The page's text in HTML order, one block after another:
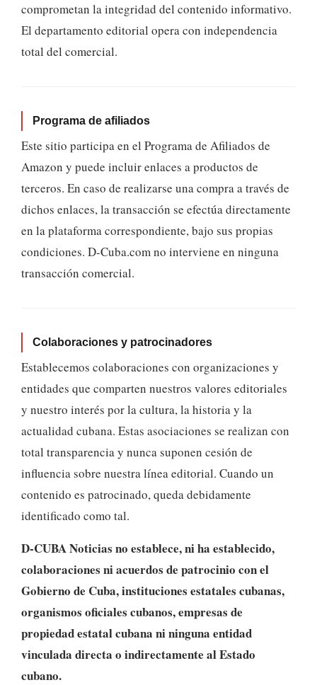
comprometan la integridad del contenido informativo.
El departamento editorial opera con independencia
total del comercial.
Programa de afiliados
Este sitio participa en el Programa de Afiliados de
Amazon y puede incluir enlaces a productos de
terceros. En caso de realizarse una compra a través de
dichos enlaces, la transacción se efectúa directamente
en la plataforma correspondiente, bajo sus propias
condiciones. D-Cuba.com no interviene en ninguna
transacción comercial.
Colaboraciones y patrocinadores
Establecemos colaboraciones con organizaciones y
entidades que comparten nuestros valores editoriales
y nuestro interés por la cultura, la historia y la
actualidad cubana. Estas asociaciones se realizan con
total transparencia y nunca suponen cesión de
influencia sobre nuestra línea editorial. Cuando un
contenido es patrocinado, queda debidamente
identificado como tal.
D-CUBA Noticias no establece, ni ha establecido,
colaboraciones ni acuerdos de patrocinio con el
Gobierno de Cuba, instituciones estatales cubanas,
organismos oficiales cubanos, empresas de
propiedad estatal cubana ni ninguna entidad
vinculada directa o indirectamente al Estado
cubano.